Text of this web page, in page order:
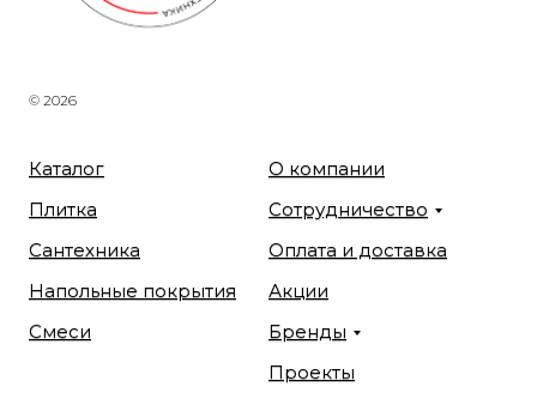
© 2026
Каталог
Плитка
Сантехника
Напольные покрытия
Смеси
О компании
Сотрудничество
Оплата и доставка
Акции
Бренды
Проекты